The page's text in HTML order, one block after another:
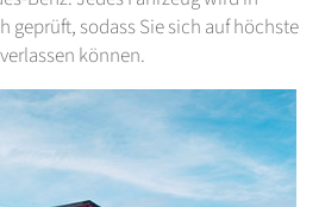
geprüft, sodass Sie sich auf höchste
können.